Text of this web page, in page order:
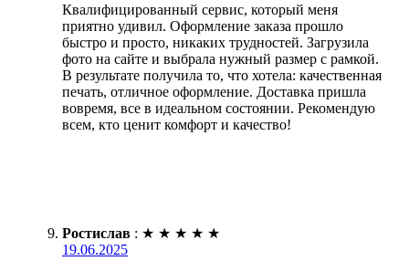
Квалифицированный сервис, который меня
приятно удивил. Оформление заказа прошло
быстро и просто, никаких трудностей. Загрузила
фото на сайте и выбрала нужный размер с рамкой.
В результате получила то, что хотела: качественная
печать, отличное оформление. Доставка пришла
вовремя, все в идеальном состоянии. Рекомендую
всем, кто ценит комфорт и качество!
Ростислав : ★ ★ ★ ★ ★
19.06.2025